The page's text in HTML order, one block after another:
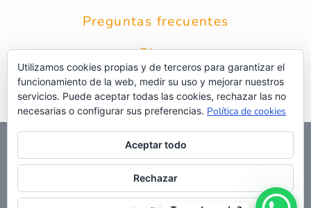
Preguntas frecuentes
Blog
Contacto
© 2026 Grupo Intercobros|Calle Zurbarán 8 1* Planta 28010
|Política de privacidad
privacidad RRSS |Uso de cookies |Preguntas frecuentes |Web
Utilizamos cookies propias y de terceros para garantizar el
funcionamiento de la web, medir su uso y mejorar nuestros
servicios. Puede aceptar todas las cookies, rechazar las no
necesarias o configurar sus preferencias. Política de cookies
Aceptar todo
Rechazar